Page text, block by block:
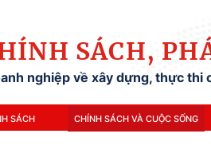
SÁCH,
nghiệp về xây dựng, thực thi
SÁCH CHÍNH SÁCH VÀ CUỘC SỐNG